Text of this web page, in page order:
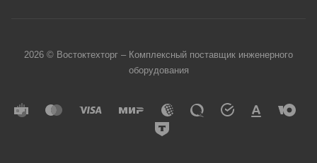
2026 © Востоктехторг – Комплексный поставщик инженерного
оборудования